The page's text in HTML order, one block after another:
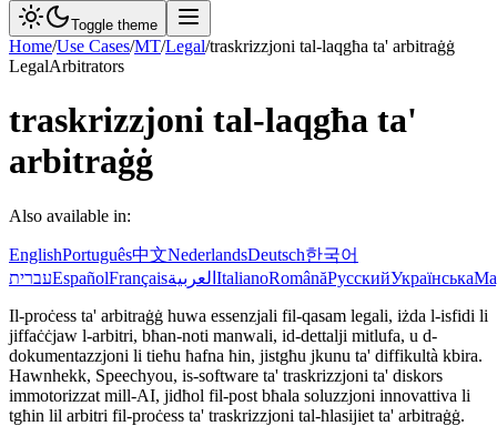
Toggle theme
Home/Use Cases/MT/Legal/traskrizzjoni tal-laqgħa ta' arbitraġġ
LegalArbitrators
traskrizzjoni tal-laqgħa ta'
arbitraġġ
Also available in:
EnglishPortuguês中文NederlandsDeutsch한국어
עבריתEspañolFrançaisالعربية ItalianoRomânăРусскийУкраїнська
Il-proċess ta' arbitraġġ huwa essenzjali fil-qasam legali, iżda l-isfidi li
jiffaċċjaw l-arbitri, bħan-noti manwali, id-dettalji mitlufa, u d-
dokumentazzjoni li tieħu ħafna ħin, jistgħu jkunu ta' diffikultà kbira.
Hawnhekk, Speechyou, is-software ta' traskrizzjoni ta' diskors
immotorizzat mill-AI, jidħol fil-post bħala soluzzjoni innovattiva li
tgħin lil arbitri fil-proċess ta' traskrizzjoni tal-ħlasijiet ta' arbitraġġ.